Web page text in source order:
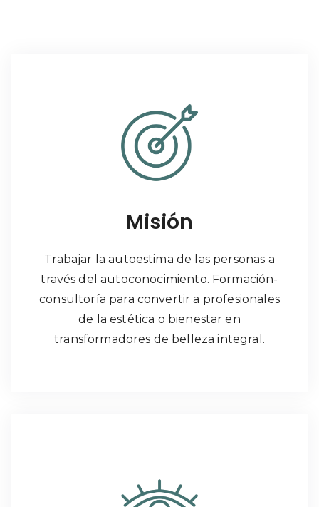
Misión
Trabajar la autoestima de las personas a
través del autoconocimiento. Formación-
consultoría para convertir a profesionales
de la estética o bienestar en
transformadores de belleza integral.